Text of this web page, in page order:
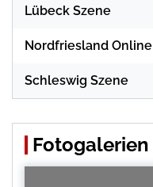
Lübeck Szene
Nordfriesland Online
Schleswig Szene
Fotogalerien